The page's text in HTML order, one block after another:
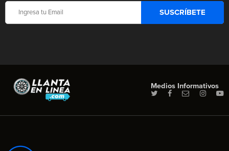
Medios Informativos